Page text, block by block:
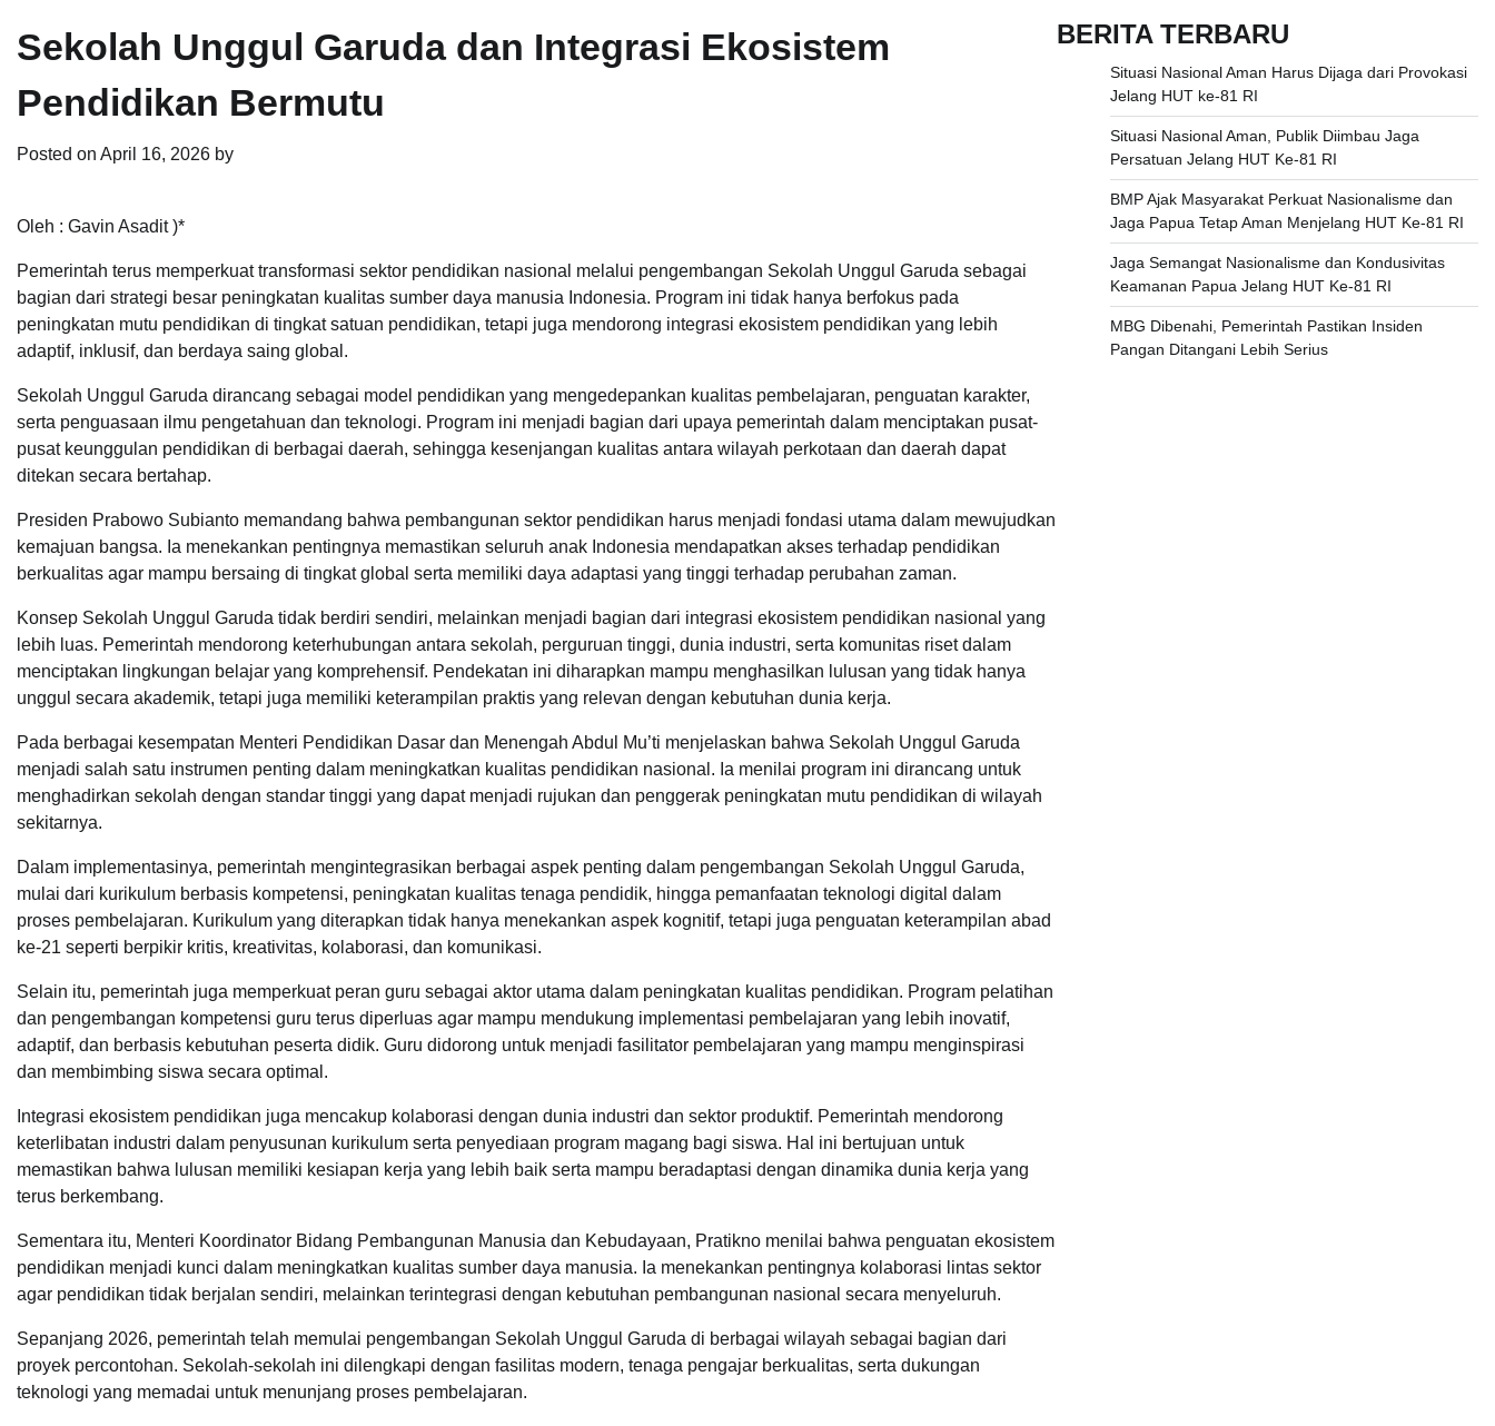
Sekolah Unggul Garuda dan Integrasi Ekosistem
Pendidikan Bermutu
Posted on April 16, 2026 by
Oleh : Gavin Asadit )*
Pemerintah terus memperkuat transformasi sektor pendidikan nasional melalui pengembangan Sekolah Unggul Garuda sebagai
bagian dari strategi besar peningkatan kualitas sumber daya manusia Indonesia. Program ini tidak hanya berfokus pada
peningkatan mutu pendidikan di tingkat satuan pendidikan, tetapi juga mendorong integrasi ekosistem pendidikan yang lebih
adaptif, inklusif, dan berdaya saing global.
Sekolah Unggul Garuda dirancang sebagai model pendidikan yang mengedepankan kualitas pembelajaran, penguatan karakter,
serta penguasaan ilmu pengetahuan dan teknologi. Program ini menjadi bagian dari upaya pemerintah dalam menciptakan pusat-
pusat keunggulan pendidikan di berbagai daerah, sehingga kesenjangan kualitas antara wilayah perkotaan dan daerah dapat
ditekan secara bertahap.
Presiden Prabowo Subianto memandang bahwa pembangunan sektor pendidikan harus menjadi fondasi utama dalam mewujudkan
kemajuan bangsa. Ia menekankan pentingnya memastikan seluruh anak Indonesia mendapatkan akses terhadap pendidikan
berkualitas agar mampu bersaing di tingkat global serta memiliki daya adaptasi yang tinggi terhadap perubahan zaman.
Konsep Sekolah Unggul Garuda tidak berdiri sendiri, melainkan menjadi bagian dari integrasi ekosistem pendidikan nasional yang
lebih luas. Pemerintah mendorong keterhubungan antara sekolah, perguruan tinggi, dunia industri, serta komunitas riset dalam
menciptakan lingkungan belajar yang komprehensif. Pendekatan ini diharapkan mampu menghasilkan lulusan yang tidak hanya
unggul secara akademik, tetapi juga memiliki keterampilan praktis yang relevan dengan kebutuhan dunia kerja.
Pada berbagai kesempatan Menteri Pendidikan Dasar dan Menengah Abdul Mu’ti menjelaskan bahwa Sekolah Unggul Garuda
menjadi salah satu instrumen penting dalam meningkatkan kualitas pendidikan nasional. Ia menilai program ini dirancang untuk
menghadirkan sekolah dengan standar tinggi yang dapat menjadi rujukan dan penggerak peningkatan mutu pendidikan di wilayah
sekitarnya.
Dalam implementasinya, pemerintah mengintegrasikan berbagai aspek penting dalam pengembangan Sekolah Unggul Garuda,
mulai dari kurikulum berbasis kompetensi, peningkatan kualitas tenaga pendidik, hingga pemanfaatan teknologi digital dalam
proses pembelajaran. Kurikulum yang diterapkan tidak hanya menekankan aspek kognitif, tetapi juga penguatan keterampilan abad
ke-21 seperti berpikir kritis, kreativitas, kolaborasi, dan komunikasi.
Selain itu, pemerintah juga memperkuat peran guru sebagai aktor utama dalam peningkatan kualitas pendidikan. Program pelatihan
dan pengembangan kompetensi guru terus diperluas agar mampu mendukung implementasi pembelajaran yang lebih inovatif,
adaptif, dan berbasis kebutuhan peserta didik. Guru didorong untuk menjadi fasilitator pembelajaran yang mampu menginspirasi
dan membimbing siswa secara optimal.
Integrasi ekosistem pendidikan juga mencakup kolaborasi dengan dunia industri dan sektor produktif. Pemerintah mendorong
keterlibatan industri dalam penyusunan kurikulum serta penyediaan program magang bagi siswa. Hal ini bertujuan untuk
memastikan bahwa lulusan memiliki kesiapan kerja yang lebih baik serta mampu beradaptasi dengan dinamika dunia kerja yang
terus berkembang.
Sementara itu, Menteri Koordinator Bidang Pembangunan Manusia dan Kebudayaan, Pratikno menilai bahwa penguatan ekosistem
pendidikan menjadi kunci dalam meningkatkan kualitas sumber daya manusia. Ia menekankan pentingnya kolaborasi lintas sektor
agar pendidikan tidak berjalan sendiri, melainkan terintegrasi dengan kebutuhan pembangunan nasional secara menyeluruh.
Sepanjang 2026, pemerintah telah memulai pengembangan Sekolah Unggul Garuda di berbagai wilayah sebagai bagian dari
proyek percontohan. Sekolah-sekolah ini dilengkapi dengan fasilitas modern, tenaga pengajar berkualitas, serta dukungan
teknologi yang memadai untuk menunjang proses pembelajaran.
BERITA TERBARU
Situasi Nasional Aman Harus Dijaga dari Provokasi
Jelang HUT ke-81 RI
Situasi Nasional Aman, Publik Diimbau Jaga
Persatuan Jelang HUT Ke-81 RI
BMP Ajak Masyarakat Perkuat Nasionalisme dan
Jaga Papua Tetap Aman Menjelang HUT Ke-81 RI
Jaga Semangat Nasionalisme dan Kondusivitas
Keamanan Papua Jelang HUT Ke-81 RI
MBG Dibenahi, Pemerintah Pastikan Insiden
Pangan Ditangani Lebih Serius